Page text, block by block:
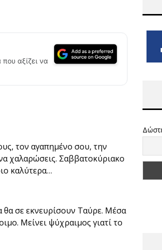
αξίζει να
τον αγαπημένο σου, την
χαλαρώσεις. Σαββατοκύριακο
καλύτερα…
θα σε εκνευρίσουν Ταύρε. Μέσα
Μείνει ψύχραιμος γιατί το